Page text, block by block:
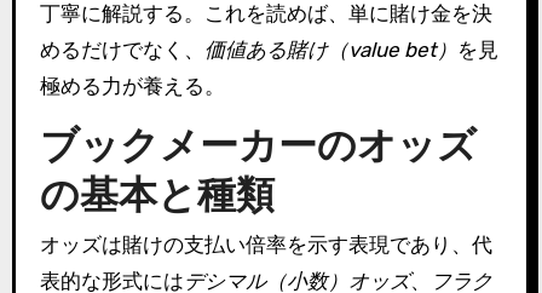
丁寧に解説する。これを読めば、単に賭け金を決
めるだけでなく、 価値ある賭け（value bet） を見
極める力が養える。
ブックメーカーのオッズ
の基本と種類
オッズは賭けの支払い倍率を示す表現であり、代
表的な形式にはデシマル（小数）オッズ、
フラク